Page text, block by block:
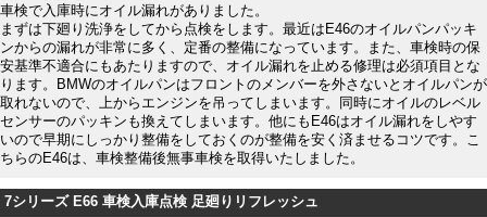
車検で入庫時にオイル漏れがありました。
まずは下廻り洗浄をしてから点検をします。最近はE46のオイルパンパッキ
ンからの漏れが非常に多く、定番の整備になっています。また、車検時の保
安基準不適合にもあたりますので、オイル漏れを止める修理は必須項目とな
ります。BMWのオイルパンはフロントのメンバーを外さないとオイルパンが
取れないので、上からエンジンを吊ってしまいます。同時にオイルのレベル
センサーのパッキンも換えてしまいます。他にもE46はオイル漏れをしやす
いので早期にしっかり整備をしておくのが整備を安く済ませるコツです。こ
ちらのE46は、車検整備後無事車検を取得いたしました。
7シリーズ E66 車検入庫点検 足廻りリフレッシュ